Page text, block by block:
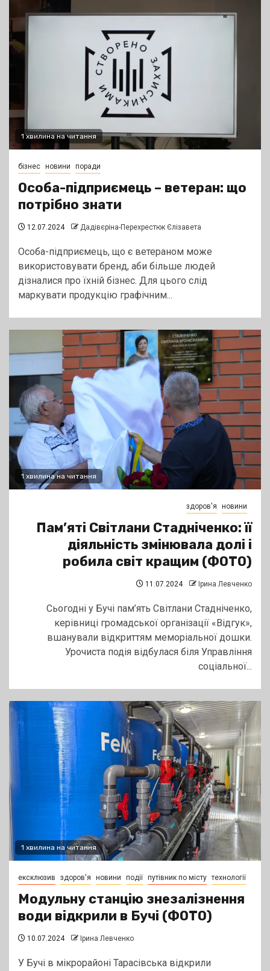
1 хвилина на читання
бізнес новини поради
Особа-підприємець – ветеран: що
потрібно знати
12.07.2024 Дадівєріна-Перехрестюк Єлізавета
Особа-підприємець, що є ветераном може
використовувати бренд, аби більше людей
дізналися про їхній бізнес. Для цього слід
маркувати продукцію графічним...
1 хвилина на читання
здоров'я новини
Пам’яті Світлани Стадніченко: її
діяльність змінювала долі і
робила світ кращим (ФОТО)
11.07.2024 Ірина Левченко
Сьогодні у Бучі пам’ять Світлани Стадніченко,
керівниці громадської організації «Відгук»,
вшанували відкриттям меморіальної дошки.
Урочиста подія відбулася біля Управління
соціальної...
1 хвилина на читання
ексклюзив здоров'я новини події путівник по місту технології
Модульну станцію знезалізнення
води відкрили в Бучі (ФОТО)
10.07.2024 Ірина Левченко
У Бучі в мікрорайоні Тарасівська відкрили